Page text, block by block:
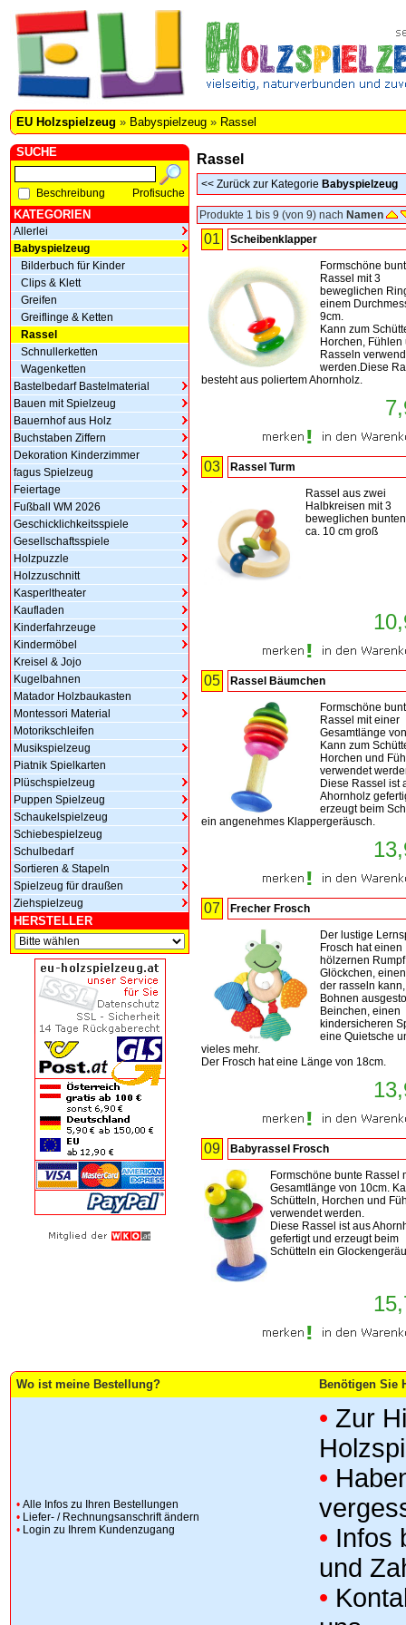
EU Holzspielzeug » Babyspielzeug » Rassel
SUCHE
Beschreibung Profisuche
KATEGORIEN
Allerlei
Babyspielzeug
Bilderbuch für Kinder
Clips & Klett
Greifen
Greiflinge & Ketten
Rassel
Schnullerketten
Wagenketten
Bastelbedarf Bastelmaterial
Bauen mit Spielzeug
Bauernhof aus Holz
Buchstaben Ziffern
Dekoration Kinderzimmer
fagus Spielzeug
Feiertage
Fußball WM 2026
Geschicklichkeitsspiele
Gesellschaftsspiele
Holzpuzzle
Holzzuschnitt
Kasperltheater
Kaufladen
Kinderfahrzeuge
Kindermöbel
Kreisel & Jojo
Kugelbahnen
Matador Holzbaukasten
Montessori Material
Motorikschleifen
Musikspielzeug
Piatnik Spielkarten
Plüschspielzeug
Puppen Spielzeug
Schaukelspielzeug
Schiebespielzeug
Schulbedarf
Sortieren & Stapeln
Spielzeug für draußen
Ziehspielzeug
HERSTELLER
Rassel
<< Zurück zur Kategorie Babyspielzeug
Produkte 1 bis 9 (von 9) nach Namen
01 Scheibenklapper
Formschöne
Rassel mit 3
beweglichen
einem
9cm.
Kann zum
Horchen, Fühlen
Rasseln
werden.Diese
besteht aus poliertem Ahornholz.
03 Rassel Turm
Rassel aus zwei
Halbkreisen mit 3
beweglichen
ca. 10 cm groß
05 Rassel Bäumchen
Formschöne
Rassel mit einer
Gesamtlänge
Kann zum
Horchen und
verwendet
Diese Rassel ist
Ahornholz
erzeugt beim
ein angenehmes Klappergeräusch.
07 Frecher Frosch
Der lustige
Frosch hat einen
hölzernen
Glöckchen,
der rasseln
Bohnen
Beinchen, einen
kindersicheren
eine Quietsche
vieles mehr.
Der Frosch hat eine Länge von 18cm.
09 Babyrassel Frosch
Formschöne bunte Rassel
Gesamtlänge von 10cm.
Schütteln, Horchen und
verwendet werden.
Diese Rassel ist aus
gefertigt und erzeugt beim
Schütteln ein
Wo ist meine Bestellung? Benötigen Sie
• Alle Infos zu Ihren Bestellungen
• Liefer- / Rechnungsanschrift ändern
• Login zu Ihrem Kundenzugang
• Zur
•
• Infos
und
•